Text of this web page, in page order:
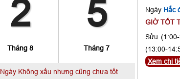
2
Tháng 8
5
Tháng 7
Ngày Không xấu nhưng cũng chưa tốt
Ngày Hắc
GIỜ TỐT
Sửu
(13:00-
Xem chi